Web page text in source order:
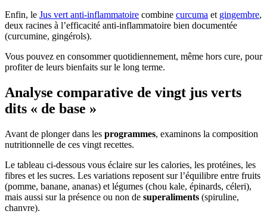
Enfin, le Jus vert anti-inflammatoire combine curcuma et gingembre,
deux racines à l’efficacité anti-inflammatoire bien documentée
(curcumine, gingérols).
Vous pouvez en consommer quotidiennement, même hors cure, pour
profiter de leurs bienfaits sur le long terme.
Analyse comparative de vingt jus verts
dits « de base »
Avant de plonger dans les programmes, examinons la composition
nutritionnelle de ces vingt recettes.
Le tableau ci-dessous vous éclaire sur les calories, les protéines, les
fibres et les sucres. Les variations reposent sur l’équilibre entre fruits
(pomme, banane, ananas) et légumes (chou kale, épinards, céleri),
mais aussi sur la présence ou non de superaliments (spiruline,
chanvre).